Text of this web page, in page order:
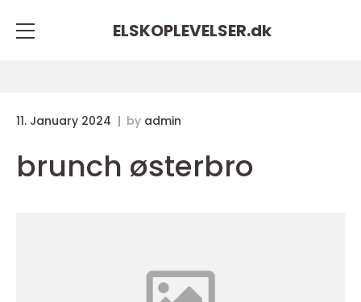
ELSKOPLEVELSER.dk
11. January 2024 by admin
brunch østerbro